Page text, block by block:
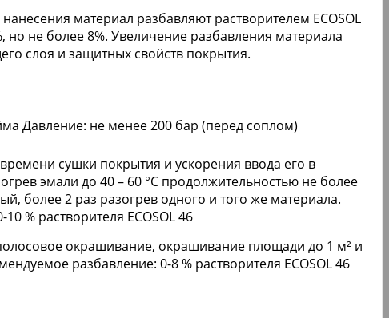
материал разбавляют растворителем ECOSOL
не более 8%. Увеличение разбавления материала
слоя и защитных свойств покрытия.
Давление: не менее 200 бар (перед соплом)
сушки покрытия и ускорения ввода его в
эмали до 40 – 60 °С продолжительностью не более
более 2 раз разогрев одного и того же материала.
% растворителя ECOSOL 46
окрашивание, окрашивание площади до 1 м² и
разбавление: 0-8 % растворителя ECOSOL 46